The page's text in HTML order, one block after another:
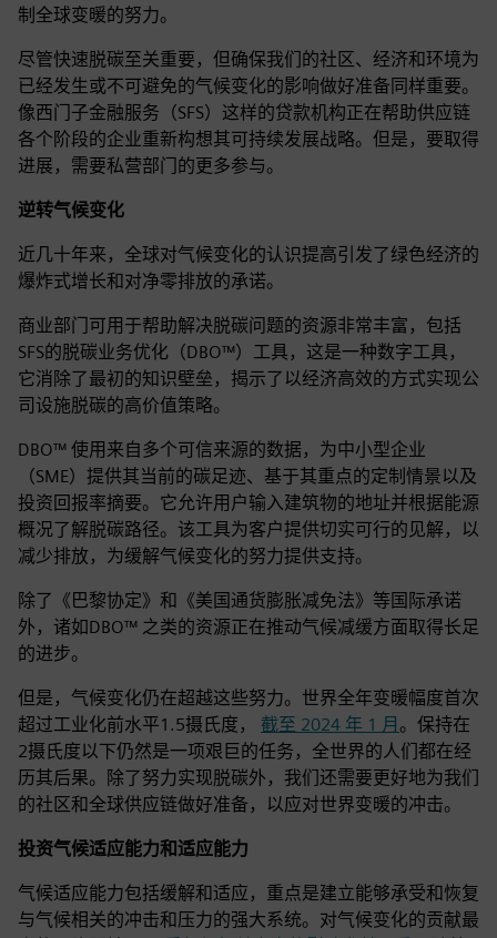
制全球变暖的努力。
尽管快速脱碳至关重要，但确保我们的社区、经济和环境为
已经发生或不可避免的气候变化的影响做好准备同样重要。
像西门子金融服务（SFS）这样的贷款机构正在帮助供应链
各个阶段的企业重新构想其可持续发展战略。但是，要取得
进展，需要私营部门的更多参与。
逆转气候变化
近几十年来，全球对气候变化的认识提高引发了绿色经济的
爆炸式增长和对净零排放的承诺。
商业部门可用于帮助解决脱碳问题的资源非常丰富，包括
SFS的脱碳业务优化（DBO™）工具，这是一种数字工具，
它消除了最初的知识壁垒，揭示了以经济高效的方式实现公
司设施脱碳的高价值策略。
DBO™ 使用来自多个可信来源的数据，为中小型企业
（SME）提供其当前的碳足迹、基于其重点的定制情景以及
投资回报率摘要。它允许用户输入建筑物的地址并根据能源
概况了解脱碳路径。该工具为客户提供切实可行的见解，以
减少排放，为缓解气候变化的努力提供支持。
除了《巴黎协定》和《美国通货膨胀减免法》等国际承诺
外，诸如DBO™ 之类的资源正在推动气候减缓方面取得长足
的进步。
但是，气候变化仍在超越这些努力。世界全年变暖幅度首次
超过工业化前水平1.5摄氏度， 截至 2024 年 1 月 。保持在
2摄氏度以下仍然是一项艰巨的任务，全世界的人们都在经
历其后果。除了努力实现脱碳外，我们还需要更好地为我们
的社区和全球供应链做好准备，以应对世界变暖的冲击。
投资气候适应能力和适应能力
气候适应能力包括缓解和适应，重点是建立能够承受和恢复
与气候相关的冲击和压力的强大系统。对气候变化的贡献最